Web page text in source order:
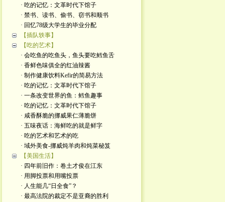
· 吃的记忆：文革时代下馆子
· 禁书、读书、偷书、窃书和顺书
· 回忆78级大学生的毕业分配
【插队轶事】
【吃的艺术】
· 会吃鱼的吃鱼头，鱼头要吃鳕鱼舌
· 香鲜色味俱全的红油辣酱
· 制作健康饮料Kefir的简易方法
· 吃的记忆：文革时代下馆子
· 一条改变世界的鱼：鳕鱼趣事
· 吃的记忆：文革时代下馆子
· 咸香酥脆的挪威果仁薄脆饼
· 五味夜话：海鲜吃的就是鲜字
· 吃的艺术和艺术的吃
· 域外美食-挪威炖羊肉和炖菜秘笈
【美国生活】
· 四年前旧作：卷土才俊在江东
· 用脚投票和用嘴投票
· 人生能几“日全食”？
· 最高法院的裁定不是亚裔的胜利